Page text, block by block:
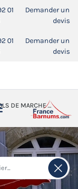
01
Demander un
devis
01
Demander un
devis
DE MARCHÉ 4X3M